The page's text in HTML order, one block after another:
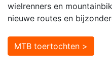
wielrenners en
nieuwe routes en
MTB toertochten >